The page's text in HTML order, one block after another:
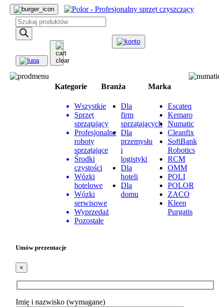
Wyszukiwarka
produktów
Kategorie
Wszystkie
Sprzęt
sprzątający
Profesjonalne
roboty
sprzątające
Środki
czystości
Wózki
hotelowe
Wózki
serwisowe
Wyprzedaż
Pozostałe
Branża
Dla
firm
sprzątających
Dla
przemysłu
i
logistyki
Dla
hoteli
Dla
domu
Marka
Escateq
Kemaro
Numatic
Cleanfix
SoftBank
Robotics
RCM
OMM
POLI
POLOR
ZACO
Kleen
Purgatis
Umów prezentacje
×
Imię i nazwisko (wymagane)